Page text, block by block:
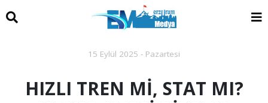
15 Eylül 2025 - Pazartesi
HIZLI TREN Mİ, STAT MI?